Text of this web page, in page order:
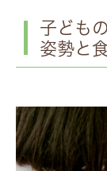
子ども
姿勢と